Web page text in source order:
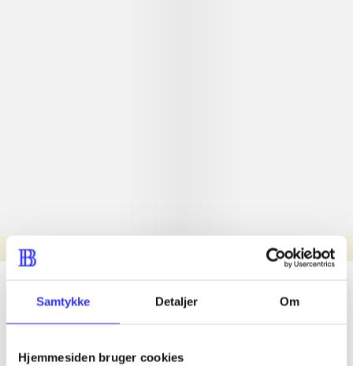
Samtykke Detaljer Om
Hjemmesiden bruger cookies
Nyhed
lorem ipsum dolor sit amet ...